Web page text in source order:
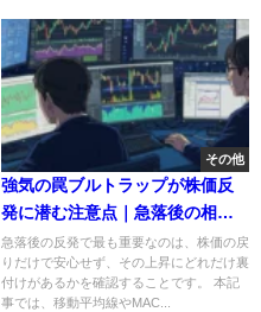
その他
強気の罠ブルトラップが株価反
発に潜む注意点｜急落後の相場
戻り相場見極め方5つ
急落後の反発で最も重要なのは、株価の戻
りだけで安心せず、その上昇にどれだけ裏
付けがあるかを確認することです。 本記
事では、移動平均線やMAC...